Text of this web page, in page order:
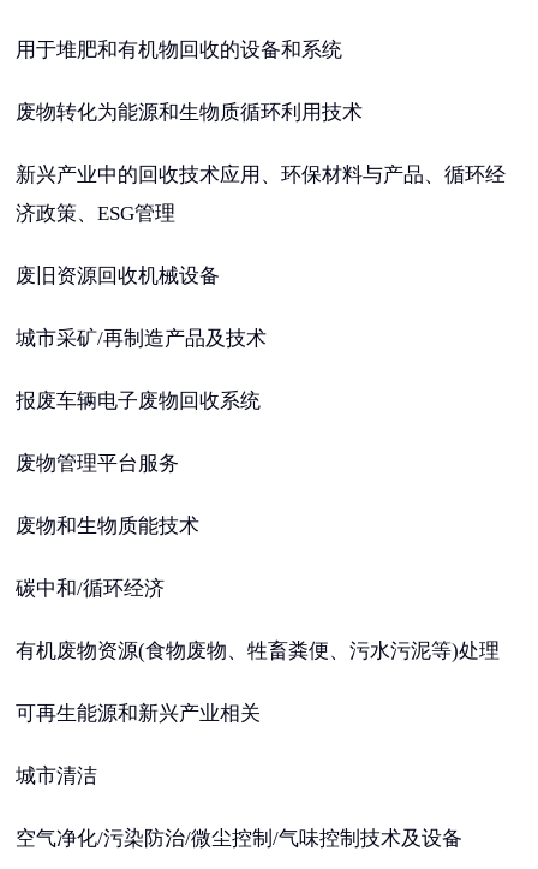
用于堆肥和有机物回收的设备和系统
废物转化为能源和生物质循环利用技术
新兴产业中的回收技术应用、环保材料与产品、循环经
济政策、ESG管理
废旧资源回收机械设备
城市采矿/再制造产品及技术
报废车辆电子废物回收系统
废物管理平台服务
废物和生物质能技术
碳中和/循环经济
有机废物资源(食物废物、牲畜粪便、污水污泥等)处理
可再生能源和新兴产业相关
城市清洁
空气净化/污染防治/微尘控制/气味控制技术及设备